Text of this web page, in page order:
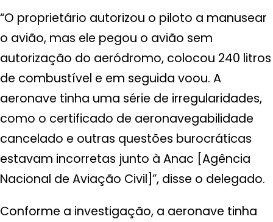
“O proprietário autorizou o piloto a manusear
o avião, mas ele pegou o avião sem
autorização do aeródromo, colocou 240 litros
de combustível e em seguida voou. A
aeronave tinha uma série de irregularidades,
como o certificado de aeronavegabilidade
cancelado e outras questões burocráticas
estavam incorretas junto à Anac [Agência
Nacional de Aviação Civil]”, disse o delegado.
Conforme a investigação, a aeronave tinha